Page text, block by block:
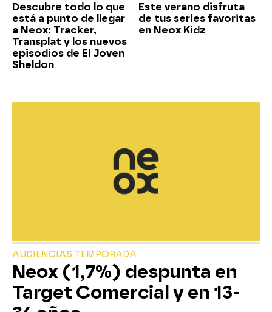
Descubre todo lo que
está a punto de llegar
a Neox: Tracker,
Transplat y los nuevos
episodios de El Joven
Sheldon
Este verano disfruta
de tus series favoritas
en Neox Kidz
AUDIENCIAS TEMPORADA
Neox (1,7%) despunta en
Target Comercial y en 13-